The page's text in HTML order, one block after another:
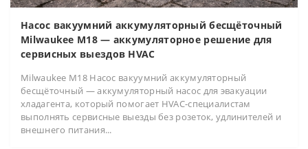
Насос вакуумний аккумуляторный бесщёточный
Milwaukee M18 — аккумуляторное решение для
сервисных выездов HVAC
Milwaukee M18 Насос вакуумний аккумуляторный
бесщёточный — аккумуляторный насос для эвакуации
хладагента, который помогает HVAC-специалистам
выполнять сервисные выезды без розеток, удлинителей и
внешнего питания...